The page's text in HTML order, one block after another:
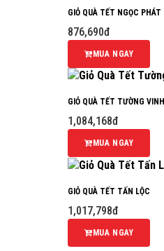
GIỎ QUÀ TẾT NGỌC PHÁT
876,690đ
MUA NGAY
GIỎ QUÀ TẾT TƯỜNG VINH
1,084,168đ
MUA NGAY
GIỎ QUÀ TẾT TẤN LỘC
1,017,798đ
MUA NGAY